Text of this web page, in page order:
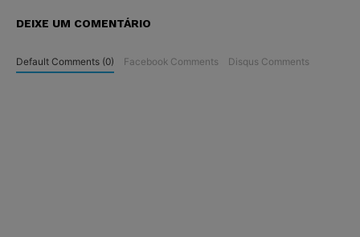
DEIXE UM COMENTÁRIO
Default Comments (0) Facebook Comments Disqus Comments